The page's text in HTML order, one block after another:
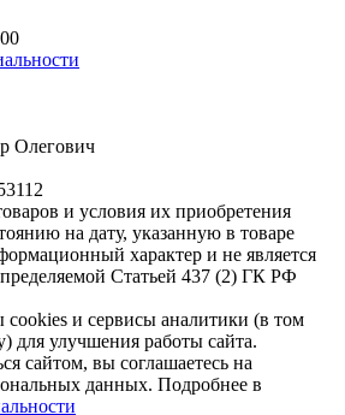
Олегович
и условия их приобретения
на дату, указанную в товаре
характер и не является
Статьей 437 (2) ГК РФ
и сервисы аналитики (в том
для улучшения работы сайта.
сайтом, вы соглашаетесь на
данных. Подробнее в